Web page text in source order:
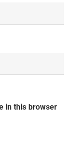
in this browser